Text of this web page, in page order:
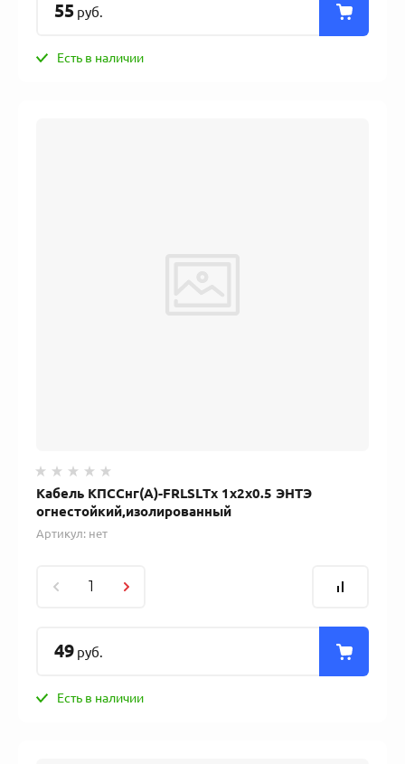
55 руб.
Есть в наличии
Кабель КПССнг(А)-FRLSLTx 1x2x0.5 ЭНТЭ
огнестойкий,изолированный
Артикул: нет
49 руб.
Есть в наличии